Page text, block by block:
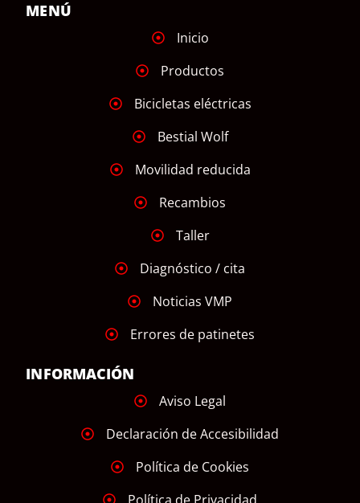
MENÚ
Inicio
Productos
Bicicletas eléctricas
Bestial Wolf
Movilidad reducida
Recambios
Taller
Diagnóstico / cita
Noticias VMP
Errores de patinetes
INFORMACIÓN
Aviso Legal
Declaración de Accesibilidad
Política de Cookies